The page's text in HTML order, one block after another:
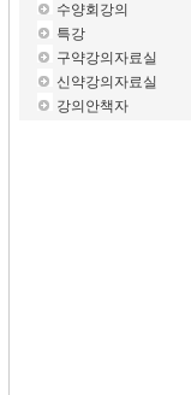
수양회강의
특강
구약강의자료실
신약강의자료실
강의안책자